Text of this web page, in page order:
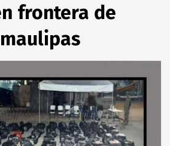
frontera de